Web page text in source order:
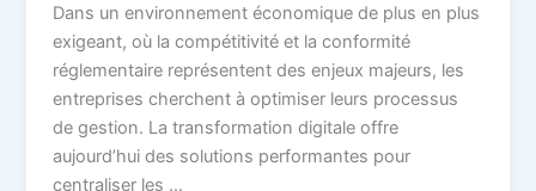
Dans un environnement économique de plus en plus
exigeant, où la compétitivité et la conformité
réglementaire représentent des enjeux majeurs, les
entreprises cherchent à optimiser leurs processus
de gestion. La transformation digitale offre
aujourd’hui des solutions performantes pour
centraliser les …